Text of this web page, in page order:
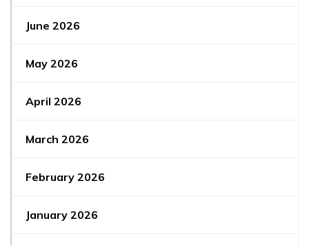
June 2026
May 2026
April 2026
March 2026
February 2026
January 2026